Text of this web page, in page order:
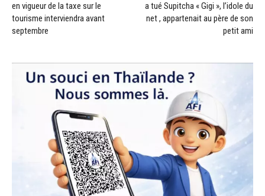
en vigueur de la taxe sur le
tourisme interviendra avant
septembre
a tué Supitcha « Gigi », l’idole du
net , appartenait au père de son
petit ami